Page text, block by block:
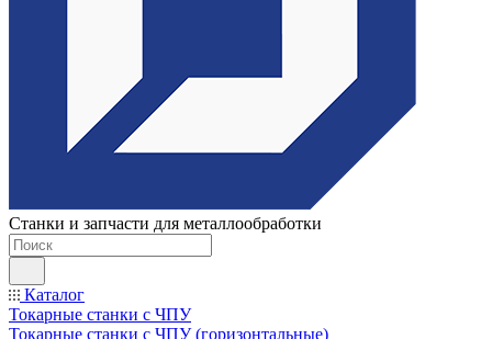
Станки и запчасти для металлообработки
Каталог
Токарные станки с ЧПУ
Токарные станки с ЧПУ (горизонтальные)